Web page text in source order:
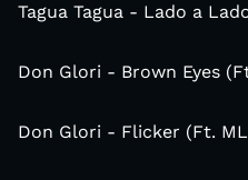
Tagua Tagua - Lado a
Don Glori - Brown Eyes
Don Glori - Flicker (Ft.